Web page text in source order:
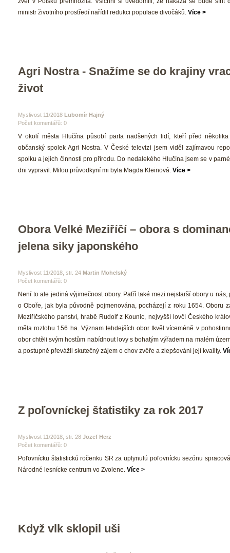
ministr životního prostředí nařídil redukci populace divočáků. Více >
Agri Nostra - Snažíme se do krajiny
život
Myslivost 11/2018 Lubomír Hajný
Počet komentářů: 0
V okolí města Hlučína působí parta nadšených lidí, kteří před
občanský spolek Agri Nostra. V České televizi jsem viděl zajímavou
polku a jejich činnosti pro přírodu. Do nedalekého Hlučína jsem se v
dni vypravil. Milou průvodkyní mi byla Magda Kleinová. Více >
Obora Velké Meziříčí – obora s
jelena siky japonského
Myslivost 11/2018, str. 24 Martin Mohelský
Počet komentářů: 0
Není to ale jediná výjimečnost obory. Patří také mezi nejstarší obory u nás,
o Oboře, jak byla původně pojmenována, pocházejí z roku 1654. Oboru
Meziříčského panství, hrabě Rudolf z Kounic, nejvyšší lovčí Českého
měla rozlohu 156 ha. Význam tehdejších obor tkvěl víceméně v
obor chtěli svým hostům nabídnout lovy s bohatým výřadem na malém
a postupně převážil skutečný zájem o chov zvěře a zlepšování její kvality.
Z poľovníckej štatistiky za rok 2017
Myslivost 11/2018, str. 28 Jozef Herz
Počet komentářů: 0
Poľovnícku štatistickú ročenku SR za uplynulú poľovnícku sezónu
Národné lesnícke centrum vo Zvolene. Více >
Když vlk sklopil uši